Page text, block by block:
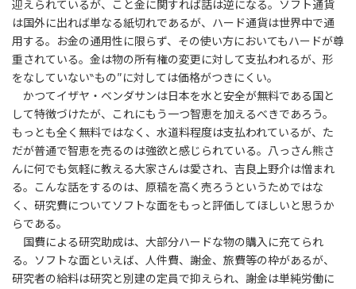
迎えられているが、こと金に関すれば話は逆になる。ソフト通貨
は国外に出れば単なる紙切れであるが、ハード通貨は世界中で通
用する。お金の通用性に限らず、その使い方においてもハードが尊
重されている。金は物の所有権の変更に対して支払われるが、形
をなしていない‶もの″に対しては価格がつきにくい。
かつてイザヤ・ベンダサンは日本を水と安全が無料である国と
して特徴づけたが、これにもう一つ智恵を加えるべきであろう。
もっとも全く無料ではなく、水道料程度は支払われているが、た
だが普通で智恵を売るのは強欲と感じられている。八っさん熊さ
んに何でも気軽に教える大家さんは愛され、吉良上野介は憎まれ
る。こんな話をするのは、原稿を高く売ろうというためではな
く、研究費についてソフトな面をもっと評価してほしいと思うか
らである。
国費による研究助成は、大部分ハードな物の購入に充てられ
る。ソフトな面といえば、人件費、謝金、旅費等の枠があるが、
研究者の給料は研究と別建の定員で抑えられ、謝金は単純労働に